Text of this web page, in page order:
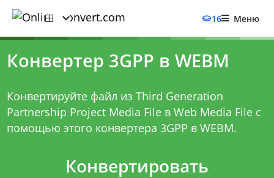
16 Меню
Конвертер 3GPP в WEBM
Конвертируйте файл из Third Generation
Partnership Project Media File в Web Media File с
помощью этого конвертера 3GPP в WEBM.
Конвертировать